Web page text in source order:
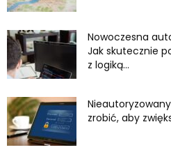
Nowoczesna
Jak skutecznie
z logiką...
zrobić, aby